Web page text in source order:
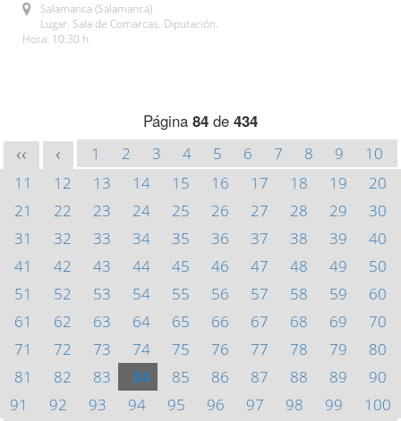
Salamanca (Salamanca)
Lugar: Sala de Comarcas. Diputación.
Hora: 10:30 h.
Página 84 de 434
<< < 1 2 3 4 5 6 7 8 9
10
11
12 13 14 15 16 17 18 19
20
21
22 23 24 25 26 27 28 29
30
31
32 33 34 35 36 37 38 39
40
41
42 43 44 45 46 47 48 49
50
51
52 53 54 55 56 57 58 59
60
61
62 63 64 65 66 67 68 69
70
71
72 73 74 75 76 77 78 79
80
81
82 83 84 85 86 87 88 89
90
91
92 93 94 95 96 97 98 99
100